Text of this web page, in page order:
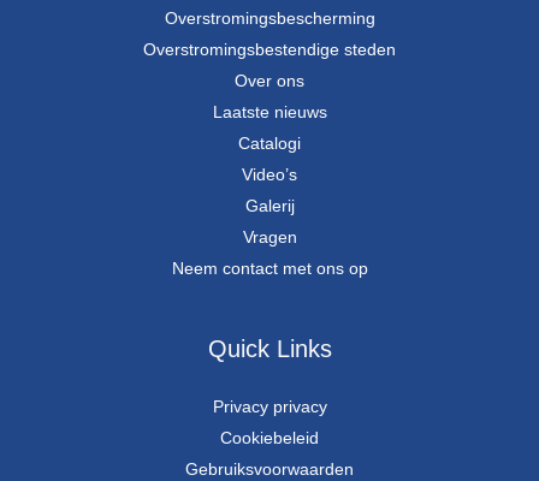
Overstromingsbescherming
Overstromingsbestendige steden
Over ons
Laatste nieuws
Catalogi
Video’s
Galerij
Vragen
Neem contact met ons op
Quick Links
Privacy privacy
Cookiebeleid
Gebruiksvoorwaarden